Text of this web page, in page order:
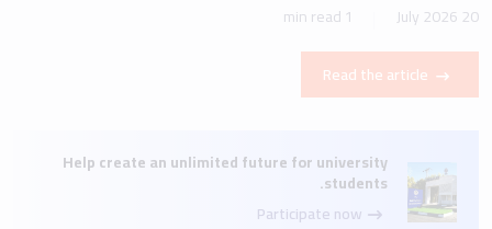
20 July 2026
1 min read
Read the article
Help create an unlimited future for university
students.
Participate now